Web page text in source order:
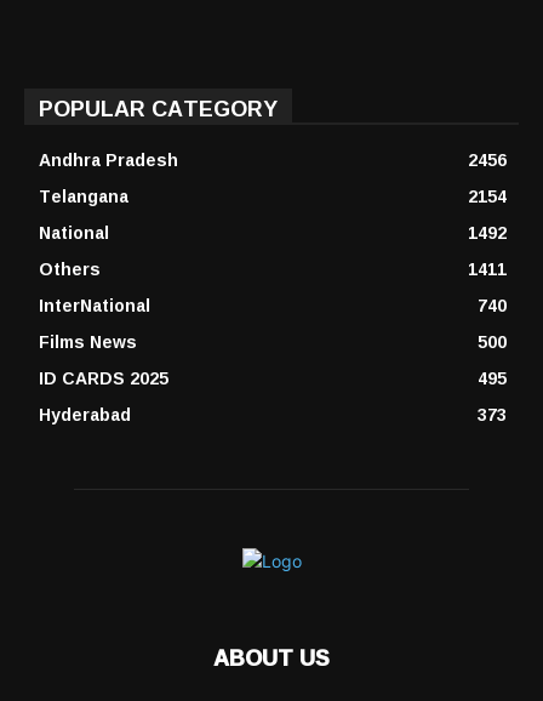
POPULAR CATEGORY
Andhra Pradesh
2456
Telangana
2154
National
1492
Others
1411
InterNational
740
Films News
500
ID CARDS 2025
495
Hyderabad
373
ABOUT US